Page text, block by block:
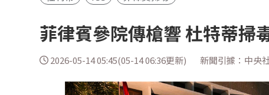
菲律賓參院傳槍響 杜特蒂掃
2026-05-14 05:45(05-14 06:36更新) 新聞引據：中央